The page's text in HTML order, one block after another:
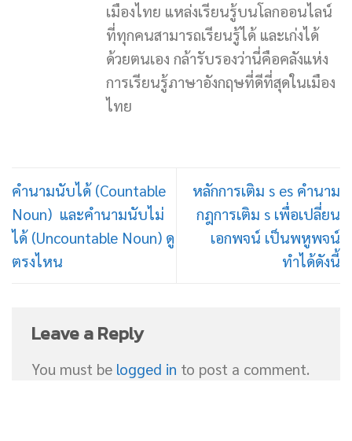
เมืองไทย แหล่งเรียนรู้บนโลกออนไลน์
ที่ทุกคนสามารถเรียนรู้ได้ และเก่งได้
ด้วยตนเอง กล้ารับรองว่านี่คือคลังแห่ง
การเรียนรู้ภาษาอังกฤษที่ดีที่สุดในเมือง
ไทย
คำนามนับได้ (Countable
Noun) และคำนามนับไม่
ได้ (Uncountable Noun) ดู
ตรงไหน
หลักการเติม s es คํานาม
กฎการเติม s เพื่อเปลี่ยน
เอกพจน์ เป็นพหูพจน์
ทำได้ดังนี้
Leave a Reply
You must be logged in to post a comment.